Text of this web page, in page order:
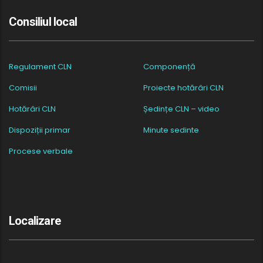
Consiliul local
Regulament CLN
Componență
Comisii
Proiecte hotărâri CLN
Hotărâri CLN
Ședințe CLN – video
Dispoziții primar
Minute sedinte
Procese verbale
Localizare